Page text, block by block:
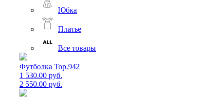
Юбка
Платье
Все товары
Футболка Top.942
1 530.00 руб.
2 550.00 руб.